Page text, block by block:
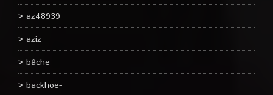
az48939
aziz
bâche
backhoe-